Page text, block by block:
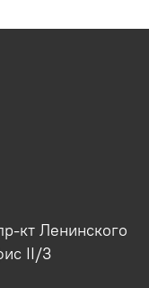
кт Ленинского
II/3